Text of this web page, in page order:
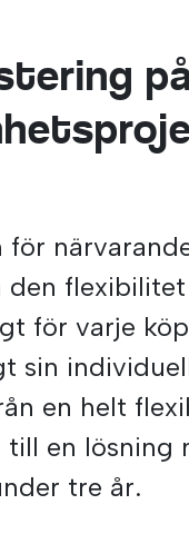
för varje
sin
en helt
en lösning
tre år.